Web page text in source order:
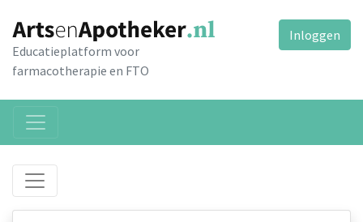
Educatieplatform voor
farmacotherapie en FTO
Inloggen